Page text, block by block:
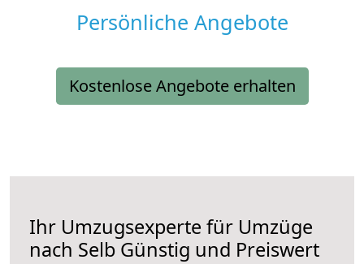
Persönliche Angebote
Kostenlose Angebote erhalten
Ihr Umzugsexperte für Umzüge
nach Selb Günstig und Preiswert